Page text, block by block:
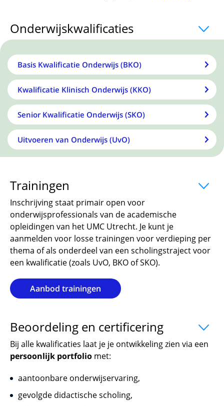
Onderwijskwalificaties uitklapper, klik
Basis Kwalificatie Onderwijs (BKO)
Kwalificatie Klinisch Onderwijs (KKO)
Senior Kwalificatie Onderwijs (SKO)
Uitvoeren van Onderwijs (UvO)
Trainingen uitklapper, klik om te
Inschrijving staat primair open voor
onderwijsprofessionals van de academische
opleidingen van het UMC Utrecht. Je kunt je
aanmelden voor losse trainingen voor verdieping per
thema of als onderdeel van een scholingstraject voor
een kwalificatie (zoals UvO, BKO of SKO).
Aanbod trainingen
Beoordeling en certificering
Bij alle kwalificaties laat je je ontwikkeling zien via een
persoonlijk portfolio met:
aantoonbare onderwijservaring,
gevolgde didactische scholing,